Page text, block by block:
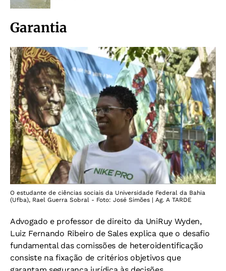
Garantia
O estudante de ciências sociais da Universidade Federal da Bahia
(Ufba), Rael Guerra Sobral - Foto: José Simões | Ag. A TARDE
Advogado e professor de direito da UniRuy Wyden,
Luiz Fernando Ribeiro de Sales explica que o desafio
fundamental das comissões de heteroidentificação
consiste na fixação de critérios objetivos que